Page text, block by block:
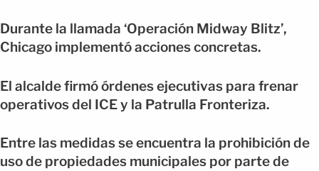
Durante la llamada ‘Operación Midway Blitz’,
Chicago implementó acciones concretas.
El alcalde firmó órdenes ejecutivas para frenar
operativos del ICE y la Patrulla Fronteriza.
Entre las medidas se encuentra la prohibición de
uso de propiedades municipales por parte de